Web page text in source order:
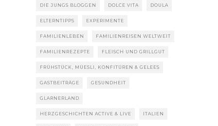
DIE JUNGS BLOGGEN DOLCE VITA DOULA
ELTERNTIPPS EXPERIMENTE
FAMILIENLEBEN FAMILIENREISEN WELTWEIT
FAMILIENREZEPTE FLEISCH UND GRILLGUT
FRÜHSTÜCK, MÜESLI, KONFITÜREN & GELEES
GASTBEITRÄGE GESUNDHEIT
GLARNERLAND
HERZGESCHICHTEN ACTIVE & LIVE ITALIEN